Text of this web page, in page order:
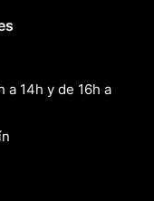
a 14h y de 16h a